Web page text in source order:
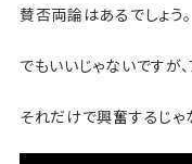
賛否両論はあるでしょう。
でもいいじゃないですが
それだけで興奮するじゃ